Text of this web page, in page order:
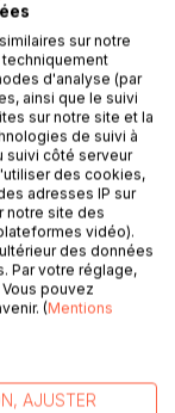
éternelle, il
de
temps de notre
sa fille. Il se
dans nos mythes
? Toute
sur notre
d'analyse (par
ainsi que le suivi
sur notre site et la
de suivi à
suivi côté serveur
des cookies,
adresses IP sur
notre site des
vidéo).
des données
Par votre réglage,
pouvez
(Mentions
AJUSTER